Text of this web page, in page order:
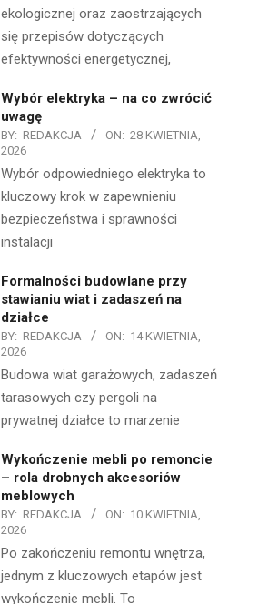
ekologicznej oraz zaostrzających
się przepisów dotyczących
efektywności energetycznej,
Wybór elektryka – na co zwrócić
uwagę
BY: REDAKCJA ON: 28 KWIETNIA,
2026
Wybór odpowiedniego elektryka to
kluczowy krok w zapewnieniu
bezpieczeństwa i sprawności
instalacji
Formalności budowlane przy
stawianiu wiat i zadaszeń na
działce
BY: REDAKCJA ON: 14 KWIETNIA,
2026
Budowa wiat garażowych, zadaszeń
tarasowych czy pergoli na
prywatnej działce to marzenie
Wykończenie mebli po remoncie
– rola drobnych akcesoriów
meblowych
BY: REDAKCJA ON: 10 KWIETNIA,
2026
Po zakończeniu remontu wnętrza,
jednym z kluczowych etapów jest
wykończenie mebli. To